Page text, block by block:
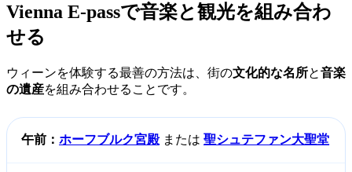
Vienna E-passで音楽と観光を組み合わ
せる
ウィーンを体験する最善の方法は、街の文化的な名所と音楽
の遺産を組み合わせることです。
午前： ホーフブルク宮殿または 聖シュテファン大聖堂